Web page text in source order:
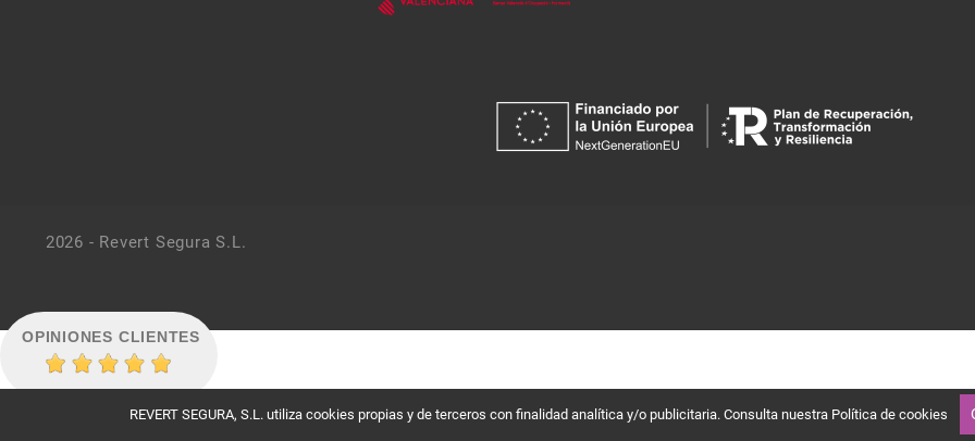
2026 - Revert Segura S.L.
OPINIONES CLIENTES
REVERT SEGURA, S.L. utiliza cookies propias y de terceros con finalidad analítica y/o publicitaria. Consulta nuestra Política de cookies